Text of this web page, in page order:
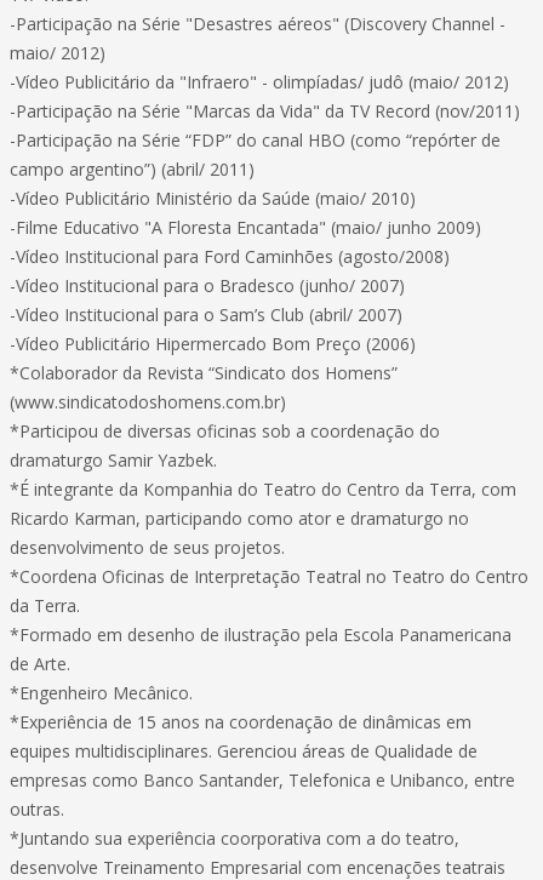
-Participação na Série "Desastres aéreos" (Discovery Channel -
maio/ 2012)
-Vídeo Publicitário da "Infraero" - olimpíadas/ judô (maio/ 2012)
-Participação na Série "Marcas da Vida" da TV Record (nov/2011)
-Participação na Série “FDP” do canal HBO (como “repórter de
campo argentino”) (abril/ 2011)
-Vídeo Publicitário Ministério da Saúde (maio/ 2010)
-Filme Educativo "A Floresta Encantada" (maio/ junho 2009)
-Vídeo Institucional para Ford Caminhões (agosto/2008)
-Vídeo Institucional para o Bradesco (junho/ 2007)
-Vídeo Institucional para o Sam’s Club (abril/ 2007)
-Vídeo Publicitário Hipermercado Bom Preço (2006)
*Colaborador da Revista “Sindicato dos Homens”
(www.sindicatodoshomens.com.br)
*Participou de diversas oficinas sob a coordenação do
dramaturgo Samir Yazbek.
*É integrante da Kompanhia do Teatro do Centro da Terra, com
Ricardo Karman, participando como ator e dramaturgo no
desenvolvimento de seus projetos.
*Coordena Oficinas de Interpretação Teatral no Teatro do Centro
da Terra.
*Formado em desenho de ilustração pela Escola Panamericana
de Arte.
*Engenheiro Mecânico.
*Experiência de 15 anos na coordenação de dinâmicas em
equipes multidisciplinares. Gerenciou áreas de Qualidade de
empresas como Banco Santander, Telefonica e Unibanco, entre
outras.
*Juntando sua experiência coorporativa com a do teatro,
desenvolve Treinamento Empresarial com encenações teatrais